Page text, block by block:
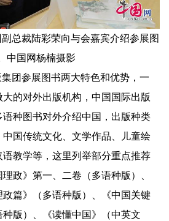
总裁陆彩荣向与会嘉宾介绍参展图
中国网杨楠摄影
团参展图书两大特色和优势，一
的对外出版机构，中国国际出版
种图书对外介绍中国，出版种类
国传统文化、文学作品、儿童绘
教学等，这里列举部分重点推荐
政》第一、二卷（多语种版）、
政篇》（多语种版）、《中国关键
版）、《读懂中国》（中英文